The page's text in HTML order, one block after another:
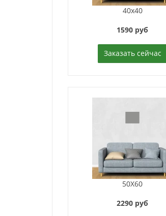
40x40
1590 руб
Заказать сейчас
50X60
2290 руб